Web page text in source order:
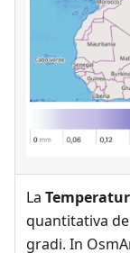
La
quantitativa
gradi. In